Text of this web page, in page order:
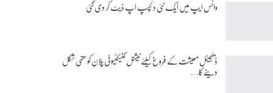
واٹس ایپ میں ایک نئی دلچسپ اپ ڈیٹ کر دی گئی
ڈیجیٹل معیشت کے فروغ کیلئے نیشنل کنیکٹیوٹی پلان کو حتمی شکل
دینے کا…